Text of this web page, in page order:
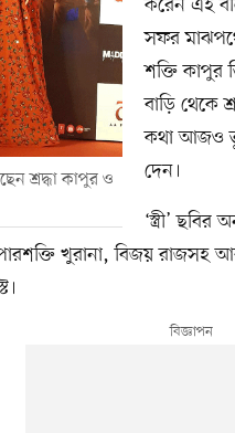
শ্রদ্ধা কাপুর ও
করেন এই
সফর
শক্তি কাপুর
বাড়ি থেকে
কথা আজও
দেন।
‘স্ত্রী’
খুরানা, বিজয় রাজসহ